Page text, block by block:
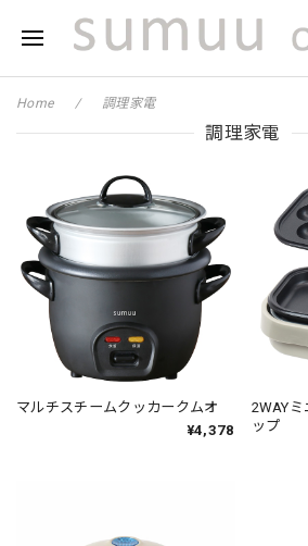
Home 調理家電
調理家電
マルチスチームクッカークムオ
¥4,378
2WAY
ップ